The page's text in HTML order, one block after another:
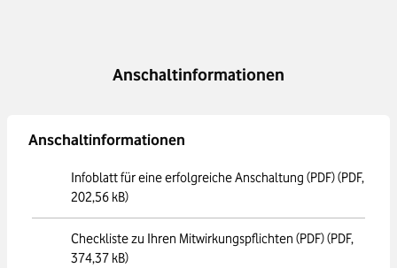
Anschaltinformationen
Anschaltinformationen
Infoblatt für eine erfolgreiche Anschaltung (PDF)(PDF,
202,56 kB)
Checkliste zu Ihren Mitwirkungspflichten (PDF)(PDF,
374,37 kB)